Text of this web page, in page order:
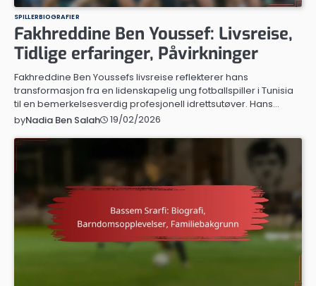
SPILLERBIOGRAFIER
Fakhreddine Ben Youssef: Livsreise,
Tidlige erfaringer, Påvirkninger
Fakhreddine Ben Youssefs livsreise reflekterer hans
transformasjon fra en lidenskapelig ung fotballspiller i Tunisia
til en bemerkelsesverdig profesjonell idrettsutøver. Hans…
byNadia Ben Salah 19/02/2026